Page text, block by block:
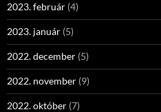
2023. február (4)
2023. január (5)
2022. december (5)
2022. november (9)
2022. október (7)